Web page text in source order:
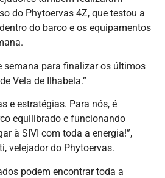
do Phytoervas 4Z, que testou a
do barco e os equipamentos
semana para finalizar os últimos
Vela de Ilhabela.”
e estratégias. Para nós, é
equilibrado e funcionando
à SIVI com toda a energia!”,
velejador do Phytoervas.
podem encontrar toda a